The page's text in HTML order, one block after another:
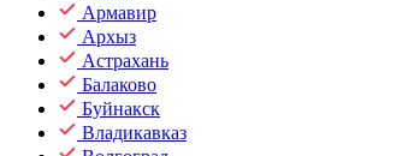
Армавир
Архыз
Астрахань
Балаково
Буйнакск
Владикавказ